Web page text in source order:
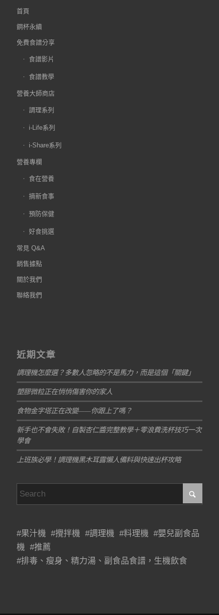
首頁
鋼杯永續
免費食譜分享
食譜影片
食譜教學
營養大師商店
調理系列
i-Life系列
i-Share系列
營養專欄
食在營養
摘新食事
預防保健
好食挑選
常見 Q&A
銷售據點
關於我們
聯絡我們
近期文章
調理機怎麼選？多數人忽略的不是馬力，而是這個「關鍵」
塑膠微粒正在悄悄傷害你的家人
食物金字塔正在改變——你跟上了嗎？
新手也不會失敗！自製杏仁醬完整教學＋零浪費洗杯技巧一次
學會
上班族必學！調理機黑木耳露懶人備料與快速出杯攻略
#果汁機 #攪拌機 #調理機 #料理機 #嬰兒副食品
機 #推薦
#排毒、瘦身、精力湯、副食品食譜，生機飲食